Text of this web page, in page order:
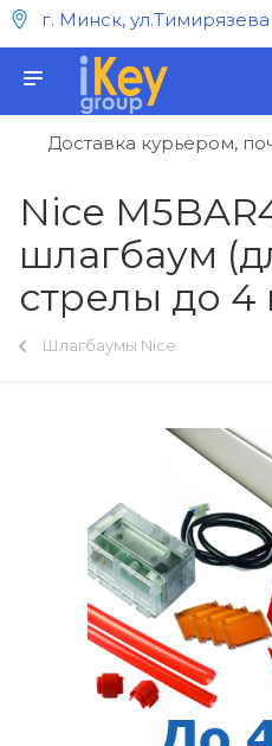
г. Минск, ул.Тимирязева
Доставка курьером,
Nice
шлагбаум
стрелы до 4
Шлагбаумы Nice